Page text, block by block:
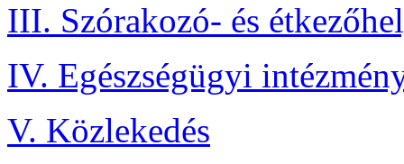
III. Szórakozó- és
IV. Egészségügyi
V. Közlekedés